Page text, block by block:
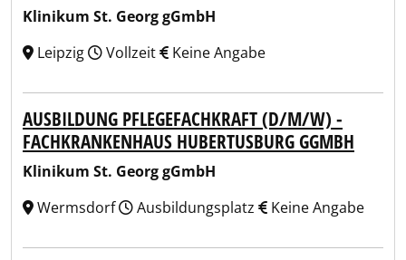
Klinikum St. Georg gGmbH
Leipzig
Vollzeit Keine Angabe
AUSBILDUNG PFLEGEFACHKRAFT (D/M/W) -
FACHKRANKENHAUS HUBERTUSBURG GGMBH
Klinikum St. Georg gGmbH
Wermsdorf
Ausbildungsplatz Keine Angabe